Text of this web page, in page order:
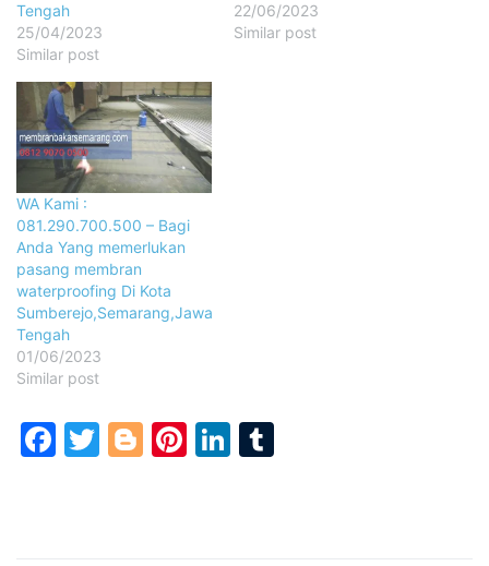
Tengah
25/04/2023
Similar post
22/06/2023
Similar post
WA Kami :
081.290.700.500 – Bagi
Anda Yang memerlukan
pasang membran
waterproofing Di Kota
Sumberejo,Semarang,Jawa
Tengah
01/06/2023
Similar post
Facebook
Twitter
Blogger
Pinterest
LinkedIn